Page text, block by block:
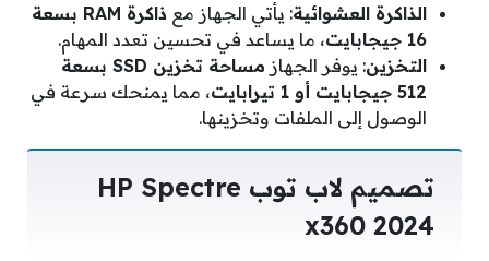
الذاكرة العشوائية: يأتي الجهاز مع
ذاكرة RAM بسعة
16 جيجابايت
، ما يساعد في تحسين تعدد المهام.
التخزين: يوفر الجهاز
مساحة تخزين SSD بسعة
512 جيجابايت أو 1 تيرابايت
، مما يمنحك سرعة في
الوصول إلى الملفات وتخزينها.
تصميم لاب توب HP Spectre
x360 2024